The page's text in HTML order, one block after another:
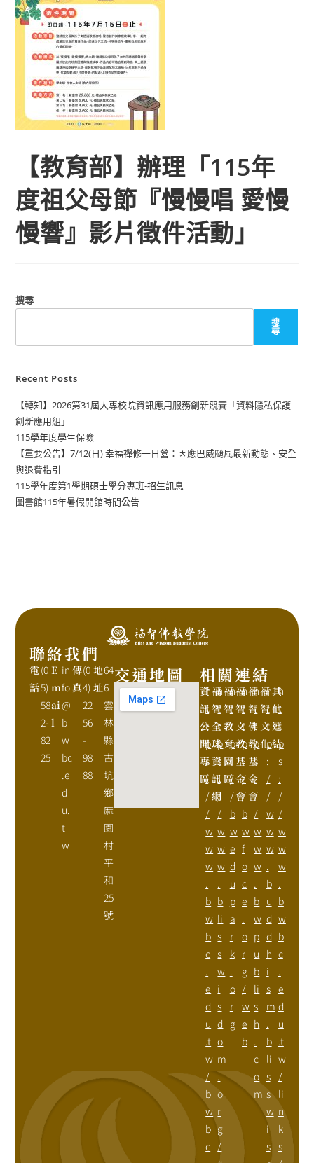
【教育部】辦理「115年
度祖父母節『慢慢唱 愛慢
慢響』影片徵件活動」
搜尋
搜
尋
Recent Posts
【轉知】2026第31屆大專校院資訊應用服務創新競賽「資料隱私保護-
創新應用組」
115學年度學生保險
【重要公告】7/12(日) 幸福禪修一日營：因應巴威颱風最新動態、安全
與退費指引
115學年度第1學期碩士學分專班-招生訊息
圖書館115年暑假開館時間公告
聯絡我們
電
話
(0
5)
58
2-
82
25
E
m
ai
l
in
fo
@
b
w
bc
.e
d
u.
t
w
傳
真
(0
4)
22
56
-
98
88
地
址
64
6
雲
林
縣
古
坑
鄉
麻
園
村
平
和
25
號
交通地圖 相關連結
資
訊
公
開
專
區
h
t
t
p
s
:
/
/
w
w
w
.
b
w
b
c
.
e
d
u
.t
w
/
b
w
b
c
福
智
全
球
資
訊
網
h
t
t
p
s
:
/
/
w
w
w
.
b
li
s
s
w
i
s
d
o
m
.
o
r
g
/
福
智
教
育
園
區
h
t
t
p
:
/
/
b
w
e
d
u
p
a
r
k
.
o
r
g
福
智
文
教
基
金
會
h
t
t
p
:
/
/
b
w
f
o
c
e
.
o
r
g
/
w
e
b
福
智
佛
教
基
金
會
h
t
t
p
s
:
/
/
w
w
w
.
b
w
p
u
b
li
s
h
.
c
o
m
福
智
文
化
h
t
t
p
:
/
/
w
w
w
.
b
u
d
d
h
i
s
m
.
b
li
s
s
w
i
s
其
他
連
結
h
t
t
p
s
:
/
/
w
w
w
.
b
w
b
c
.
e
d
u
.t
w
/
li
n
k
s